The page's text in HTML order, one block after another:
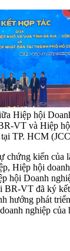
Hiệp hội
VT và Hiệp
TP. HCM
chứng kiến của
Hiệp hội
hội Doanh
BR-VT đã ký
hướng phát
nghiệp của